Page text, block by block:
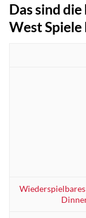
Das sind
West